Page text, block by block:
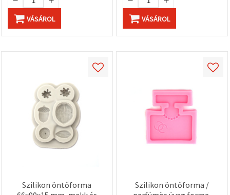
VÁSÁROL VÁSÁROL
Szilikon öntőforma
Szilikon öntőforma /